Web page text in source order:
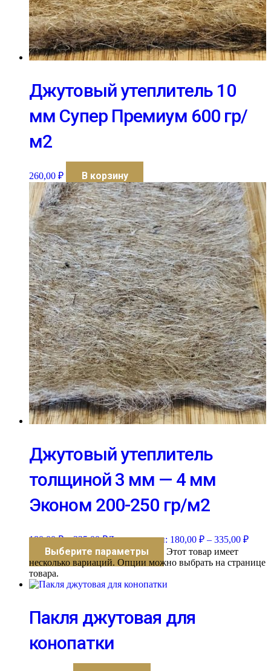
Джутовый утеплитель 10
мм Супер Премиум 600 гр/
м2
260,00 ₽ В корзину
Джутовый утеплитель
толщиной 3 мм — 4 мм
Эконом 200-250 гр/м2
180,00₽ – 335,00₽Диапазон цен: 180,00 ₽ – 335,00 ₽
Выберите параметры
Этот товар имеет
несколько вариаций. Опции можно выбрать на странице
товара.
Пакля джутовая для
конопатки